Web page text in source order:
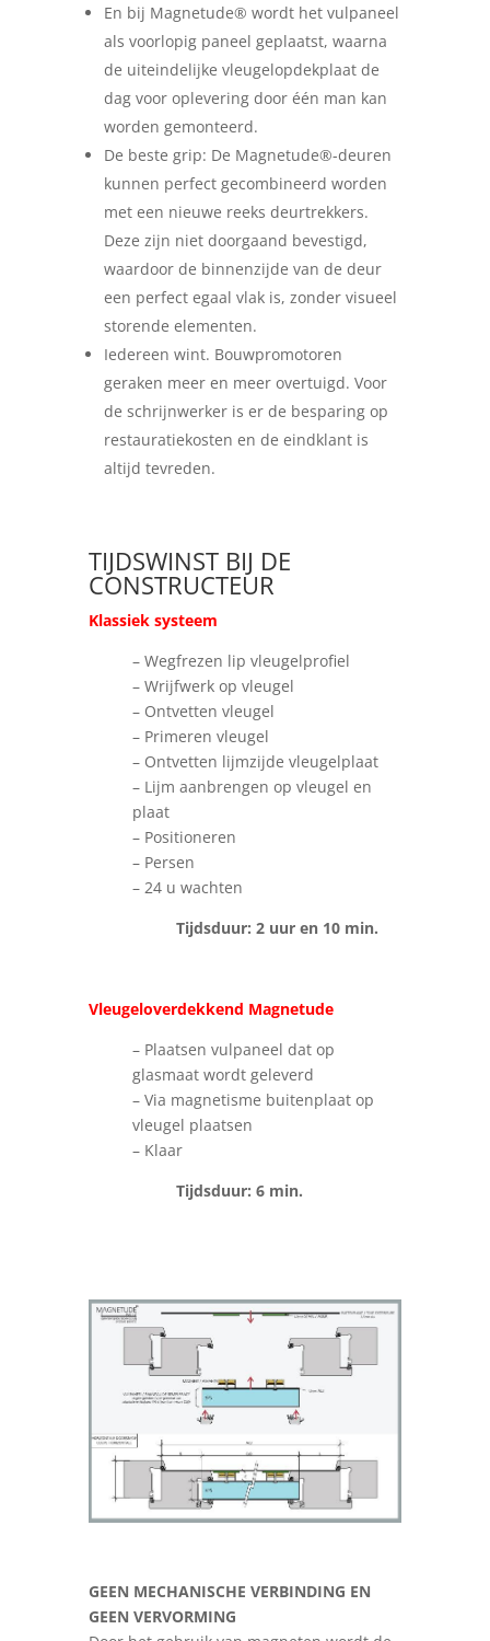
En bij Magnetude® wordt het vulpaneel
als voorlopig paneel geplaatst, waarna
de uiteindelijke vleugelopdekplaat de
dag voor oplevering door één man kan
worden gemonteerd.
De beste grip: De Magnetude®-deuren
kunnen perfect gecombineerd worden
met een nieuwe reeks deurtrekkers.
Deze zijn niet doorgaand bevestigd,
waardoor de binnenzijde van de deur
een perfect egaal vlak is, zonder visueel
storende elementen.
Iedereen wint. Bouwpromotoren
geraken meer en meer overtuigd. Voor
de schrijnwerker is er de besparing op
restauratiekosten en de eindklant is
altijd tevreden.
TIJDSWINST BIJ DE
CONSTRUCTEUR
Klassiek systeem
– Wegfrezen lip vleugelprofiel
– Wrijfwerk op vleugel
– Ontvetten vleugel
– Primeren vleugel
– Ontvetten lijmzijde vleugelplaat
– Lijm aanbrengen op vleugel en
plaat
– Positioneren
– Persen
– 24 u wachten
Tijdsduur: 2 uur en 10 min.
Vleugeloverdekkend Magnetude
– Plaatsen vulpaneel dat op
glasmaat wordt geleverd
– Via magnetisme buitenplaat op
vleugel plaatsen
– Klaar
Tijdsduur: 6 min.
GEEN MECHANISCHE VERBINDING EN
GEEN VERVORMING